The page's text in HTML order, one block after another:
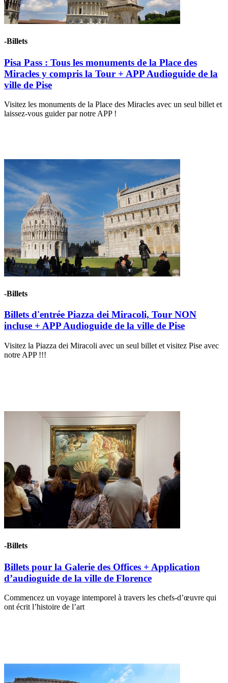
-Billets
Pisa Pass : Tous les monuments de la Place des
Miracles y compris la Tour + APP Audioguide de la
ville de Pise
Visitez les monuments de la Place des Miracles avec un seul billet et
laissez-vous guider par notre APP !
-Billets
Billets d'entrée Piazza dei Miracoli, Tour NON
incluse + APP Audioguide de la ville de Pise
Visitez la Piazza dei Miracoli avec un seul billet et visitez Pise avec
notre APP !!!
-Billets
Billets pour la Galerie des Offices + Application
d’audioguide de la ville de Florence
Commencez un voyage intemporel à travers les chefs-d’œuvre qui
ont écrit l’histoire de l’art